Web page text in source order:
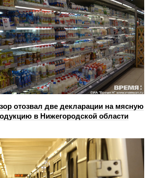
отозвал две декларации на мясную
в Нижегородской области